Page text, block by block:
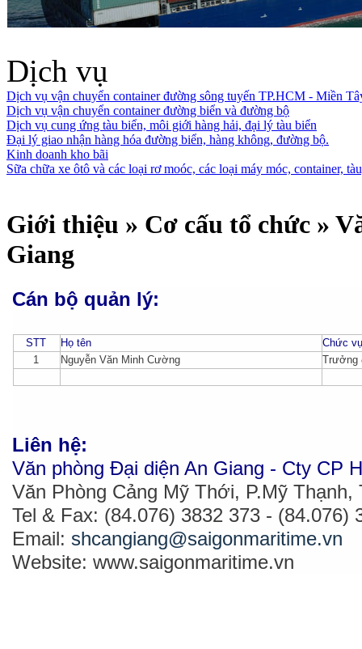
Dịch vụ
Dịch vụ vận chuyển container đường sông tuyến TP.HCM - Miền
Dịch vụ vận chuyển container đường biển và đường bộ
Dịch vụ cung ứng tàu biển, môi giới hàng hải, đại lý tàu biển
Đại lý giao nhận hàng hóa đường biển, hàng không, đường bộ.
Kinh doanh kho bãi
Sữa chữa xe ôtô và các loại rơ moóc, các loại máy móc, container,
Giới thiệu » Cơ cấu tổ chức »
Giang
Cán bộ quản lý:
STT Họ tên
Chức
1
Nguyễn Văn Minh Cường Trưởng
Liên hệ:
Văn phòng Đại diện An Giang - Cty CP
Văn Phòng Cảng Mỹ Thới, P.Mỹ
Tel & Fax: (84.076) 3832 373 - (84.076)
Email: shcangiang@saigonmaritime.vn
Website: www.saigonmaritime.vn